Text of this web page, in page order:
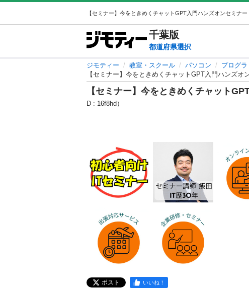
千葉版
都道府県選択
ジモティー 教室・スクール パソコン プログ
【セミナー】今をときめくチャットGPT入門ハンズオ
【セミナー】今をときめくチャット
D : 16f8hd）
ポスト いいね！